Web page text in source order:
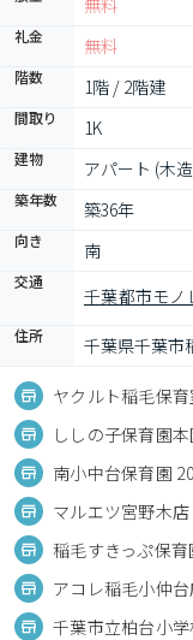
無料
礼金 無料
階数 1階 / 2階建
間取り 1K
建物 アパート (木
築年数 築36年
向き 南
交通
千葉都市モノ
住所 千葉県千葉市
ヤクルト稲毛保
ししの子保育園
南小中台保育園
マルエツ宮野木店
稲毛すきっぷ保育
アコレ稲毛小仲
千葉市立柏台小